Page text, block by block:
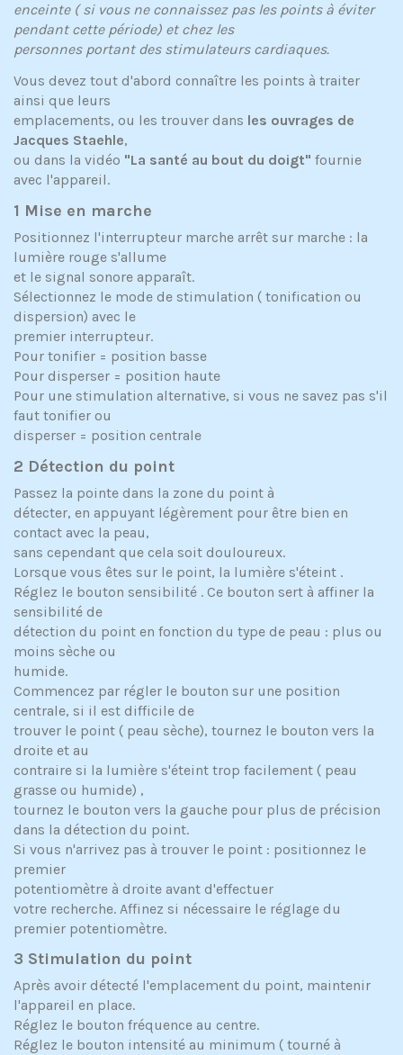
enceinte ( si vous ne connaissez pas les points à éviter
pendant cette période) et chez les
personnes portant des stimulateurs cardiaques.
Vous devez tout d'abord connaître les points à traiter
ainsi que leurs
emplacements, ou les trouver dans les ouvrages de
Jacques Staehle,
ou dans la vidéo "La santé au bout du doigt" fournie
avec l'appareil.
1 Mise en marche
Positionnez l'interrupteur marche arrêt sur marche : la
lumière rouge s'allume
et le signal sonore apparaît.
Sélectionnez le mode de stimulation ( tonification ou
dispersion) avec le
premier interrupteur.
Pour tonifier = position basse
Pour disperser = position haute
Pour une stimulation alternative, si vous ne savez pas s'il
faut tonifier ou
disperser = position centrale
2 Détection du point
Passez la pointe dans la zone du point à
détecter, en appuyant légèrement pour être bien en
contact avec la peau,
sans cependant que cela soit douloureux.
Lorsque vous êtes sur le point, la lumière s'éteint .
Réglez le bouton sensibilité . Ce bouton sert à affiner la
sensibilité de
détection du point en fonction du type de peau : plus ou
moins sèche ou
humide.
Commencez par régler le bouton sur une position
centrale, si il est difficile de
trouver le point ( peau sèche), tournez le bouton vers la
droite et au
contraire si la lumière s'éteint trop facilement ( peau
grasse ou humide) ,
tournez le bouton vers la gauche pour plus de précision
dans la détection du point.
Si vous n'arrivez pas à trouver le point : positionnez le
premier
potentiomètre à droite avant d'effectuer
votre recherche. Affinez si nécessaire le réglage du
premier potentiomètre.
3 Stimulation du point
Après avoir détecté l'emplacement du point, maintenir
l'appareil en place.
Réglez le bouton fréquence au centre.
Réglez le bouton intensité au minimum ( tourné à